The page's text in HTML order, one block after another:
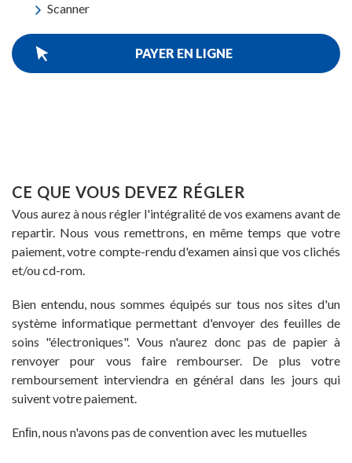
Scanner
PAYER EN LIGNE
CE QUE VOUS DEVEZ RÉGLER
Vous aurez à nous régler l'intégralité de vos examens avant de
repartir. Nous vous remettrons, en même temps que votre
paiement, votre compte-rendu d'examen ainsi que vos clichés
et/ou cd-rom.
Bien entendu, nous sommes équipés sur tous nos sites d'un
système informatique permettant d'envoyer des feuilles de
soins "électroniques". Vous n'aurez donc pas de papier à
renvoyer pour vous faire rembourser. De plus votre
remboursement interviendra en général dans les jours qui
suivent votre paiement.
Enﬁn, nous n'avons pas de convention avec les mutuelles